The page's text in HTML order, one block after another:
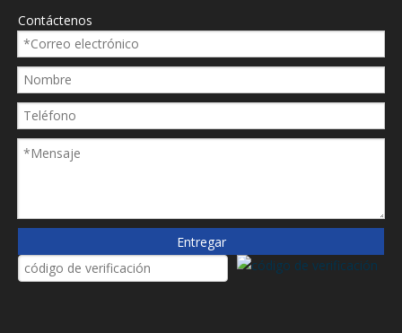
reemplazo 201227
Preguntar Preguntar
1 2
Contáctenos
Entregar